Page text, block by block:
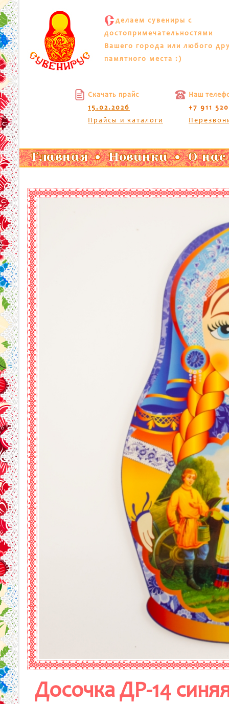
С делаем сувениры с
достопримечательностями
Вашего города или любого
памятного места :)
Скачать прайс
15.02.2026
Прайсы и каталоги
Наш
+7 911
Главная Новинки О нас
Досочка ДР-14